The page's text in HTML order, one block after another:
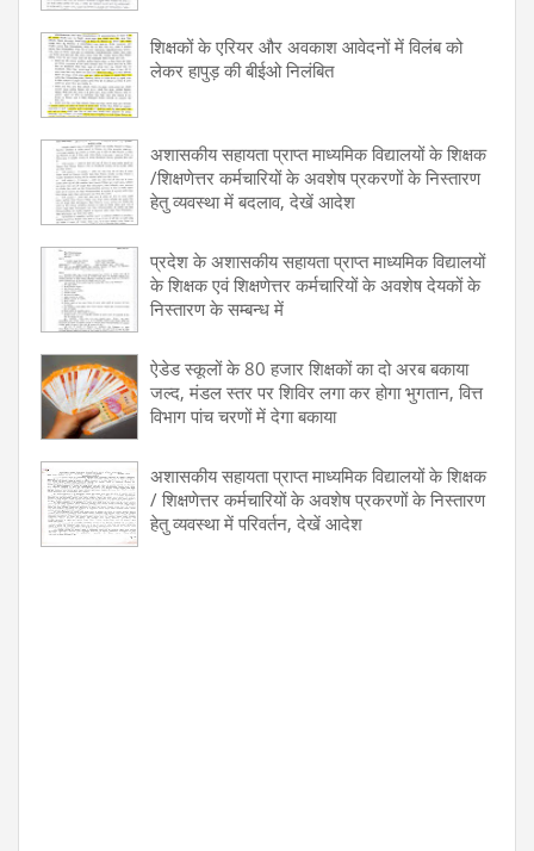
शिक्षकों के एरियर और अवकाश आवेदनों में विलंब को
लेकर हापुड़ की बीईओ निलंबित
अशासकीय सहायता प्राप्त माध्यमिक विद्यालयों के शिक्षक
/शिक्षणेत्तर कर्मचारियों के अवशेष प्रकरणों के निस्तारण
हेतु व्यवस्था में बदलाव, देखें आदेश
प्रदेश के अशासकीय सहायता प्राप्त माध्यमिक विद्यालयों
के शिक्षक एवं शिक्षणेत्तर कर्मचारियों के अवशेष देयकों के
निस्तारण के सम्बन्ध में
ऐडेड स्कूलों के 80 हजार शिक्षकों का दो अरब बकाया
जल्द, मंडल स्तर पर शिविर लगा कर होगा भुगतान, वित्त
विभाग पांच चरणों में देगा बकाया
अशासकीय सहायता प्राप्त माध्यमिक विद्यालयों के शिक्षक
/ शिक्षणेत्तर कर्मचारियों के अवशेष प्रकरणों के निस्तारण
हेतु व्यवस्था में परिवर्तन, देखें आदेश